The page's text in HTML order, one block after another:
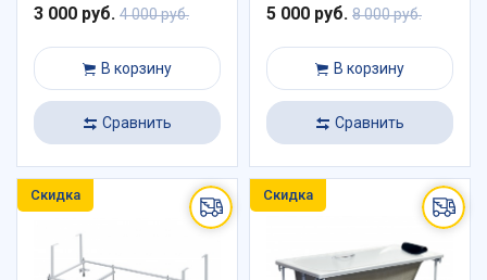
3 000 руб. 4 000 руб.
В корзину
Сравнить
5 000 руб. 8 000 руб.
В корзину
Сравнить
Скидка Скидка